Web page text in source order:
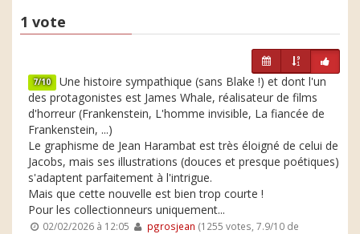
1 vote
7/10 Une histoire sympathique (sans Blake !) et dont l'un
des protagonistes est James Whale, réalisateur de films
d'horreur (Frankenstein, L'homme invisible, La fiancée de
Frankenstein, ...)
Le graphisme de Jean Harambat est très éloigné de celui de
Jacobs, mais ses illustrations (douces et presque poétiques)
s'adaptent parfaitement à l'intrigue.
Mais que cette nouvelle est bien trop courte !
Pour les collectionneurs uniquement...
02/02/2026 à 12:05 pgrosjean (1255 votes, 7.9/10 de